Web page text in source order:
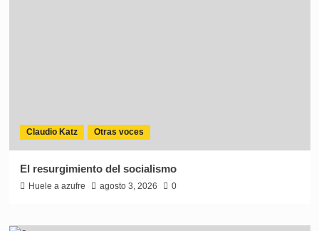
Claudio Katz Otras voces
El resurgimiento del socialismo
Huele a azufre agosto 3, 2026 0